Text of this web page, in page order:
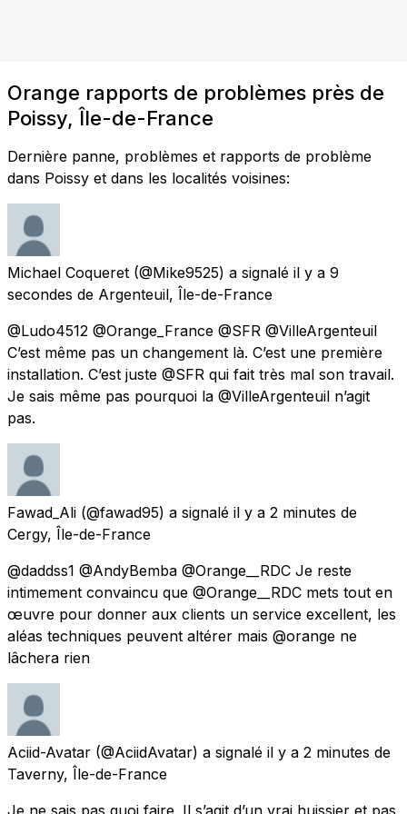
Orange rapports de problèmes près de
Poissy, Île-de-France
Dernière panne, problèmes et rapports de problème
dans Poissy et dans les localités voisines:
Michael Coqueret (@Mike9525) a signalé il y a 9
secondes de Argenteuil, Île-de-France
@Ludo4512 @Orange_France @SFR @VilleArgenteuil
C’est même pas un changement là. C’est une première
installation. C’est juste @SFR qui fait très mal son travail.
Je sais même pas pourquoi la @VilleArgenteuil n’agit
pas.
Fawad_Ali (@fawad95) a signalé il y a 2 minutes de
Cergy, Île-de-France
@daddss1 @AndyBemba @Orange__RDC Je reste
intimement convaincu que @Orange__RDC mets tout en
œuvre pour donner aux clients un service excellent, les
aléas techniques peuvent altérer mais @orange ne
lâchera rien
Aciid-Avatar (@AciidAvatar) a signalé il y a 2 minutes de
Taverny, Île-de-France
Je ne sais pas quoi faire. Il s’agit d’un vrai huissier et pas